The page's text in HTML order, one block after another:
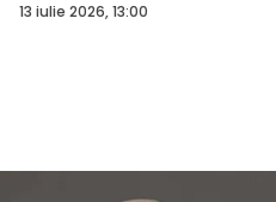
13 iulie 2026, 13:00